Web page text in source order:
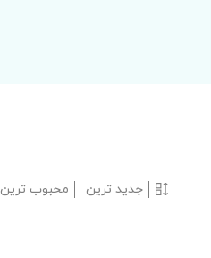
جدید ترین محبوب ترین